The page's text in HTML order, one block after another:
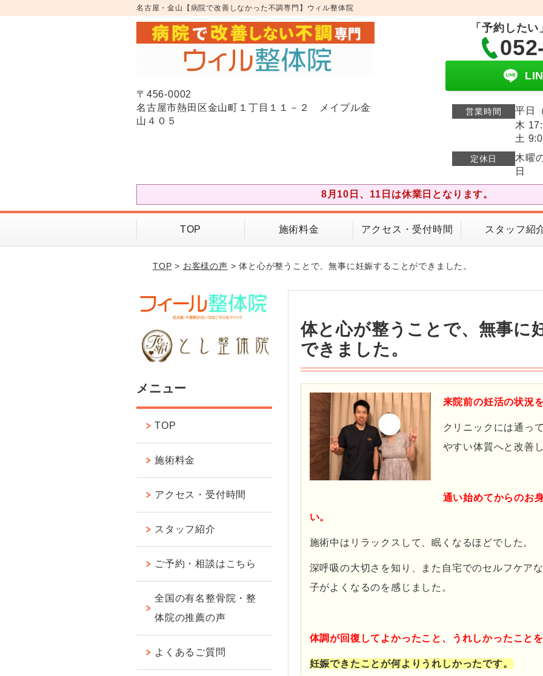
名古屋・金山【病院で改善しなかった不調専門】ウィル整体院
〒456-0002
名古屋市熱田区金山町１丁目１１－２ メイプル金
山４０５
「予約した
営業時間
平日
木
土
定休日
木曜
日
8月10日、11日は休業日となります。
TOP 施術料金 アクセス・受付時間 スタッフ紹
TOP > お客様の声 > 体と心が整うことで、無事に妊娠することができました。
体と心が整うことで、無事に
できました。
来院前の妊活の状況
クリニックには通っ
やすい体質へと改善
通い始めてからのお
い。
施術中はリラックスして、眠くなるほどでした。
深呼吸の大切さを知り、また自宅でのセルフケア
子がよくなるのを感じました。
体調が回復してよかったこと、うれしかったこと
妊娠できたことが何よりうれしかったです。
メニュー
TOP
施術料金
アクセス・受付時間
スタッフ紹介
ご予約・相談はこちら
全国の有名整骨院・整
体院の推薦の声
よくあるご質問